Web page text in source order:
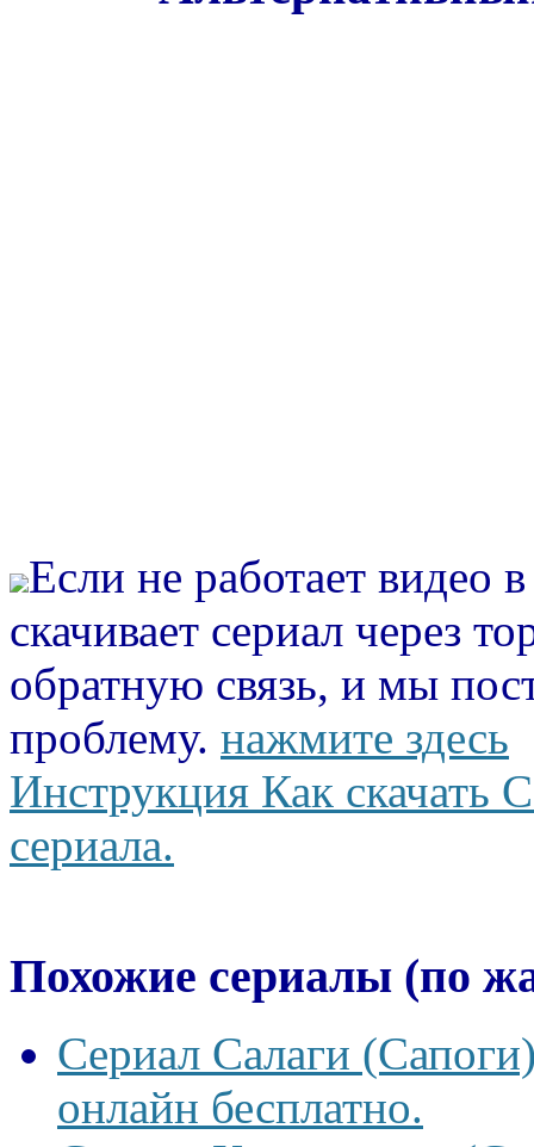
Если не работает видео
скачивает сериал через
обратную связь, и мы
проблему. нажмите здесь
Инструкция Как скачать
сериала.
Похожие сериалы (по
Сериал Салаги
онлайн бесплатно.